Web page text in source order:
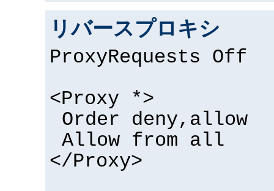
リバースプロキシ
ProxyRequests Off
<Proxy *>
Order deny,allow
Allow from all
</Proxy>